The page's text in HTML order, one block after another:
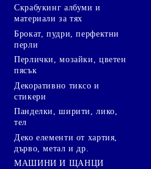
Скрабукинг албуми и
материали за тях
Брокат, пудри, перфектни
перли
Перлички, мозайки, цветен
пясък
Декоративно тиксо и
стикери
Панделки, ширити, лико,
тел
Деко елементи от хартия,
дърво, метал и др.
МАШИНИ И ЩАНЦИ